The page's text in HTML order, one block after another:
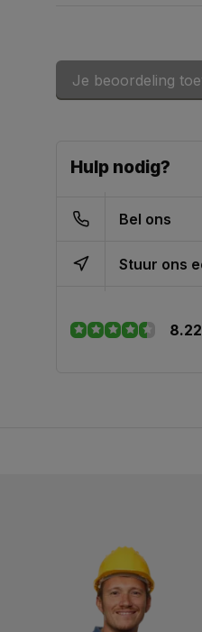
Je beoordeling
Hulp nodig?
Bel ons
Stuur ons